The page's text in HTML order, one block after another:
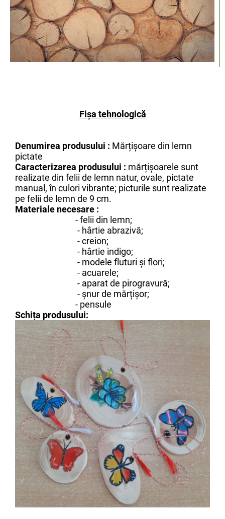
Fişa tehnologică
Denumirea produsului : Mărțișoare din lemn
pictate
Caracterizarea produsului : mărțișoarele sunt
realizate din felii de lemn natur, ovale, pictate
manual, în culori vibrante; picturile sunt realizate
pe felii de lemn de 9 cm.
Materiale necesare :
-felii din lemn;
- hârtie abrazivă;
- creion;
- hârtie indigo;
- modele fluturi și flori;
- acuarele;
- aparat de pirogravură;
- șnur de mărțișor;
- pensule
Schița produsului: